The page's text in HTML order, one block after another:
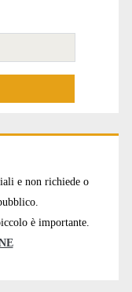
e non richiede o
è importante.